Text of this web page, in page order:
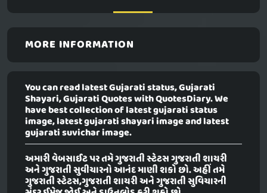
MORE INFORMATION
You can read latest Gujarati status, Gujarati
Shayari, Gujarati Quotes with QuotesDiary. We
have best collection of latest gujarati status
image, latest gujarati shayari image and latest
gujarati suvichar image.
અમારી વેબસાઈટ પર તમે ગુજરાતી સ્ટેટસ ગુજરાતી શાયરી
અને ગુજરાતી સુવીચારનો આનંદ માણી શકો છો. અહીં તમે
ગુજરાતી સ્ટેટસ,ગુજરાતી શાયરી અને ગુજરાતી સુવિચારની